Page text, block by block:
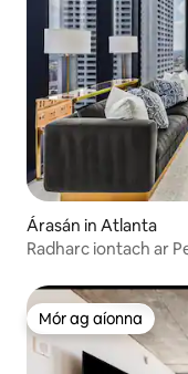
Árasán in Atlanta
Radharc iontach ar
Mór ag aíonna
Mór ag aíonna